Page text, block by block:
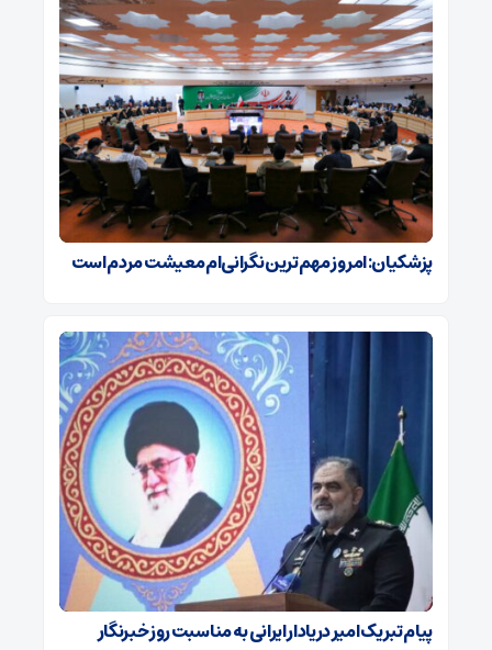
پزشکیان: امروز مهم‌ترین نگرانی‌ام معیشت مردم است
پیام تبریک امیر دریادار ایرانی به مناسبت روز خبرنگار